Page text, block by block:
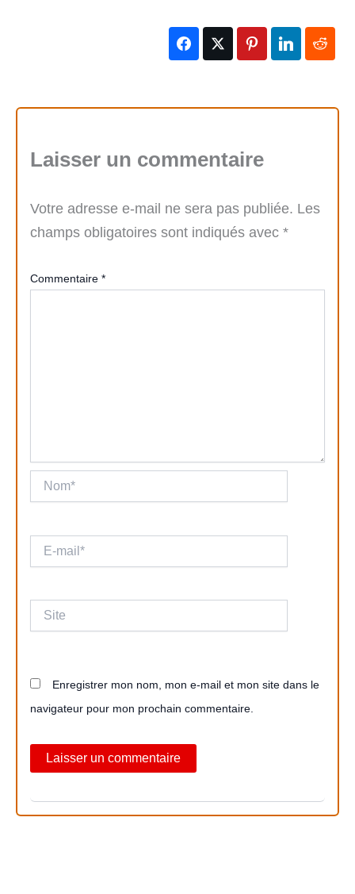
Laisser un commentaire
Votre adresse e-mail ne sera pas publiée. Les
champs obligatoires sont indiqués avec *
Commentaire *
Nom*
mail*
Site
Enregistrer mon nom, mon e-mail et mon site dans le
navigateur pour mon prochain commentaire.